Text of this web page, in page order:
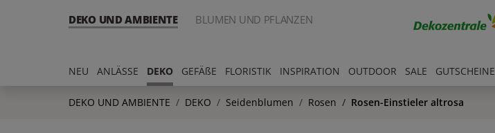
DEKO UND AMBIENTE BLUMEN UND PFLANZEN
NEU ANLÄSSE DEKO GEFÄßE FLORISTIK INSPIRATION OUTDOOR SALE GUTSCHEINE
DEKO UND AMBIENTE DEKO Seidenblumen Rosen Rosen-Einstieler altrosa